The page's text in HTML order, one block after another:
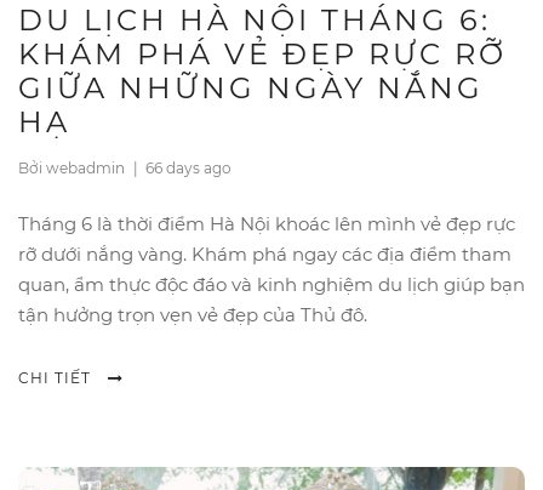
DU LỊCH HÀ NỘI THÁNG 6:
KHÁM PHÁ VẺ ĐẸP RỰC RỠ
GIỮA NHỮNG NGÀY NẮNG
HẠ
Bởi webadmin | 66 days ago
Tháng 6 là thời điểm Hà Nội khoác lên mình vẻ đẹp rực
rỡ dưới nắng vàng. Khám phá ngay các địa điểm tham
quan, ẩm thực độc đáo và kinh nghiệm du lịch giúp bạn
tận hưởng trọn vẹn vẻ đẹp của Thủ đô.
CHI TIẾT